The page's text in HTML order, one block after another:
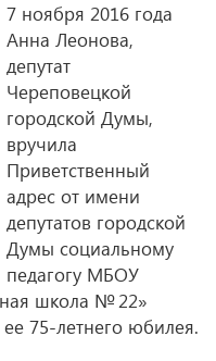
7 ноября 2016 года
Анна Леонова,
депутат
Череповецкой
городской Думы,
вручила
Приветственный
адрес от имени
депутатов городской
Думы социальному
педагогу МБОУ
школа № 22»
75-летнего юбилея.